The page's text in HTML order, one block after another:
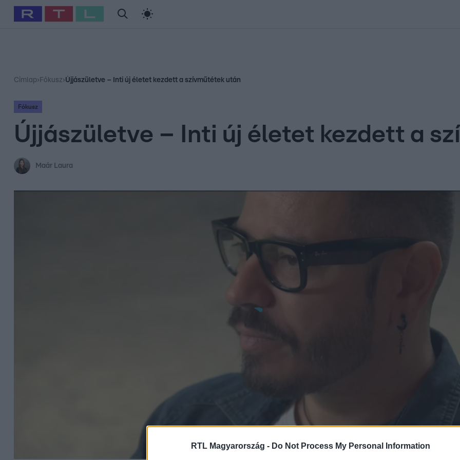
RTL Magyarország - Do Not Process My Personal Information
Babits Marcella Szellő István Most Wanted
Címlap› Fókusz›Újjászületve – Inti új életet kezdett a szívműtétek után
Fókusz
Újjászületve – Inti új életet kezdett a
Maár Laura